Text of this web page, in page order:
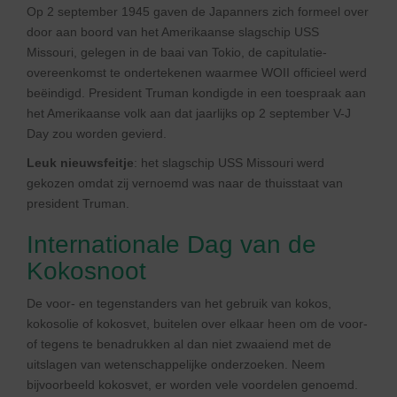
Op 2 september 1945 gaven de Japanners zich formeel over
door aan boord van het Amerikaanse slagschip USS
Missouri, gelegen in de baai van Tokio, de capitulatie-
overeenkomst te ondertekenen waarmee WOII officieel werd
beëindigd. President Truman kondigde in een toespraak aan
het Amerikaanse volk aan dat jaarlijks op 2 september V-J
Day zou worden gevierd.
Leuk nieuwsfeitje: het slagschip USS Missouri werd
gekozen omdat zij vernoemd was naar de thuisstaat van
president Truman.
Internationale Dag van de
Kokosnoot
De voor- en tegenstanders van het gebruik van kokos,
kokosolie of kokosvet, buitelen over elkaar heen om de voor-
of tegens te benadrukken al dan niet zwaaiend met de
uitslagen van wetenschappelijke onderzoeken. Neem
bijvoorbeeld kokosvet, er worden vele voordelen genoemd.